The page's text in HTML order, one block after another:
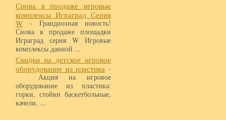
Снова в продаже игровые
комплексы Играград Серия
W - Грандиозная новость!
Снова в продаже площадки
Играград серия W Игровые
комплексы данной ...
Скидки на детское игровое
оборудование из пластика -
Акция на игровое
оборудование из пластика:
горки, стойки баскетбольные,
качели, ...